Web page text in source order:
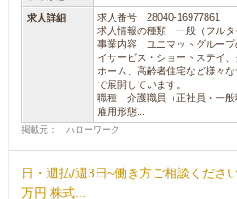
求人詳細
求人番号 28040-16977861
求人情報の種類 一般（フルタ
事業内容 ユニマットグループ
イサービス・ショートステイ
ホーム、高齢者住宅など様々
で展開しています。
職種 介護職員（正社員・一般
雇用形態...
掲載元： ハローワーク
日・週払/週3日~働き方ご相談くださ
万円 株式...